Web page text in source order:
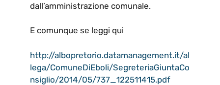
dall’amministrazione comunale.
E comunque se leggi qui
http://albopretorio.datamanagement.it/al
lega/ComuneDiEboli/SegreteriaGiuntaCo
nsiglio/2014/05/737_122511415.pdf